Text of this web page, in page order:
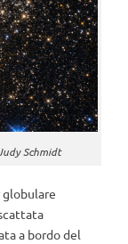
Schmidt
globulare
a bordo del